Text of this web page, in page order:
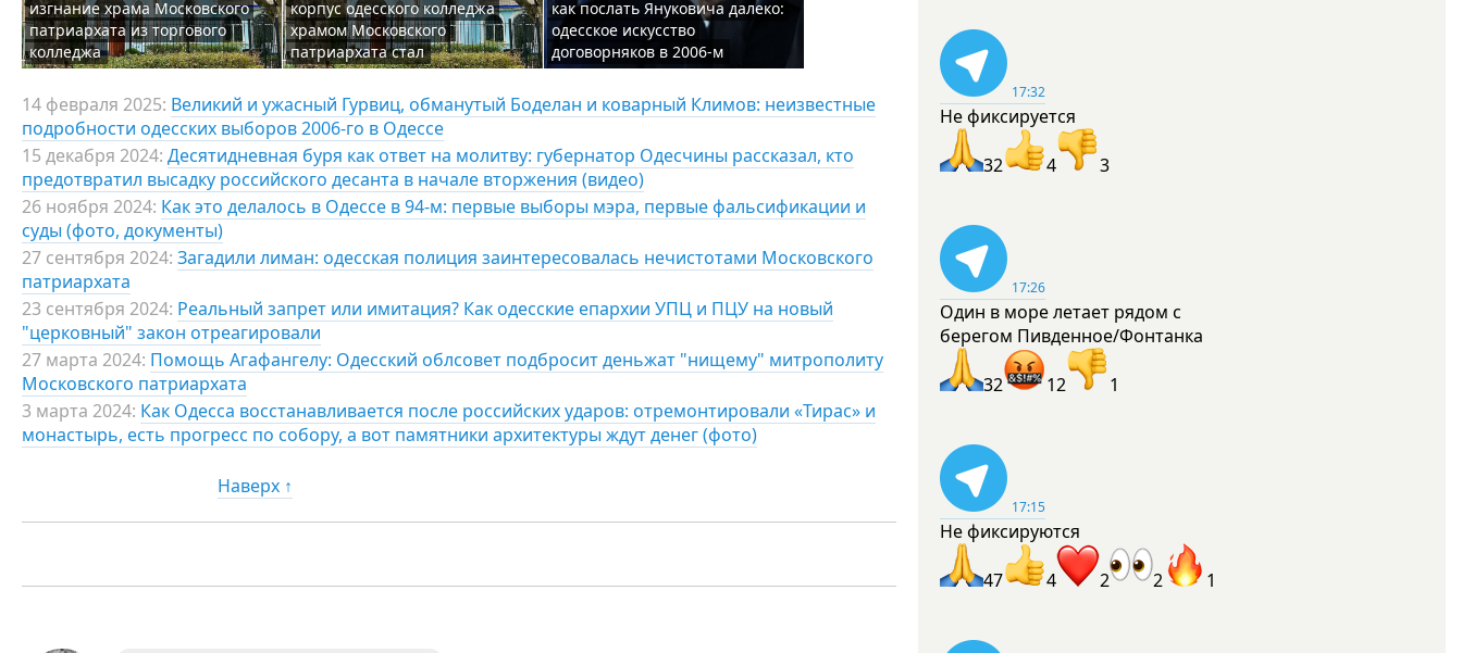
изгнание храма Московского
патриархата из торгового
колледжа
корпус одесского колледжа
храмом Московского
патриархата стал
как послать Януковича далеко:
одесское искусство
договорняков в 2006-м
14 февраля 2025: Великий и ужасный Гурвиц, обманутый Боделан и коварный Климов: неизвестные
подробности одесских выборов 2006-го в Одессе
15 декабря 2024: Десятидневная буря как ответ на молитву: губернатор Одесчины рассказал, кто
предотвратил высадку российского десанта в начале вторжения (видео)
26 ноября 2024: Как это делалось в Одессе в 94-м: первые выборы мэра, первые фальсификации и
суды (фото, документы)
27 сентября 2024: Загадили лиман: одесская полиция заинтересовалась нечистотами Московского
патриархата
23 сентября 2024: Реальный запрет или имитация? Как одесские епархии УПЦ и ПЦУ на новый
"церковный" закон отреагировали
27 марта 2024: Помощь Агафангелу: Одесский облсовет подбросит деньжат "нищему" митрополиту
Московского патриархата
3 марта 2024: Как Одесса восстанавливается после российских ударов: отремонтировали «Тирас» и
монастырь, есть прогресс по собору, а вот памятники архитектуры ждут денег (фото)
Наверх ↑
17:32
Не фиксируется
32 4 3
17:26
Один в море летает рядом с
берегом Пивденное/Фонтанка
32 12 1
17:15
Не фиксируются
47 4 2 2 1